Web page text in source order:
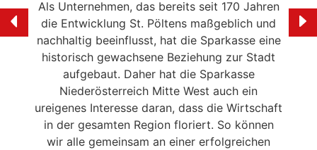
Als Unternehmen, das bereits seit 170 Jahren
die Entwicklung St. Pöltens maßgeblich und
nachhaltig beeinflusst, hat die Sparkasse eine
historisch gewachsene Beziehung zur Stadt
aufgebaut. Daher hat die Sparkasse
Niederösterreich Mitte West auch ein
ureigenes Interesse daran, dass die Wirtschaft
in der gesamten Region floriert. So können
wir alle gemeinsam an einer erfolgreichen
Ich